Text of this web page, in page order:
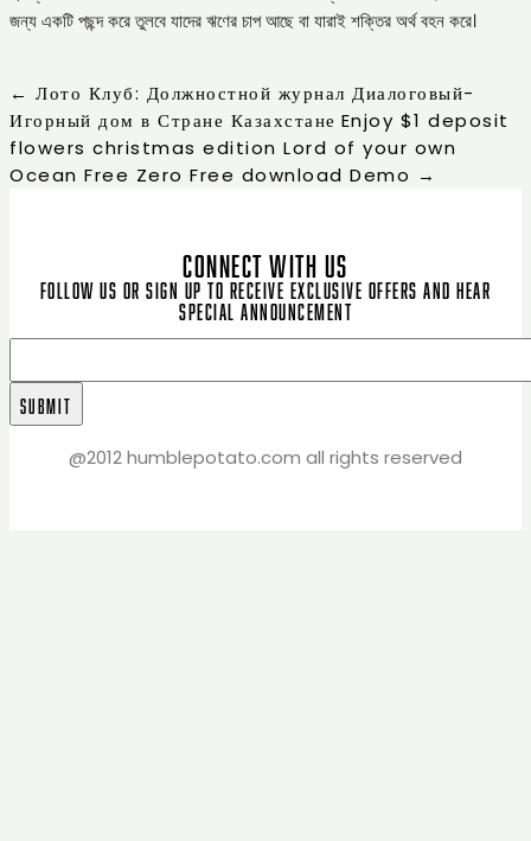
জন্য একটি পছন্দ করে তুলবে যাদের ঋণের চাপ আছে বা যারাই শক্তির অর্থ বহন করে।
← Лото Клуб: Должностной журнал Диалоговый-
Игорный дом в Стране Казахстане Enjoy $1 deposit
flowers christmas edition Lord of your own
Ocean Free Zero Free download Demo →
CONNECT WITH US
Follow us or sign up to receive exclusive offers and hear
special announcement
@2012 humblepotato.com all rights reserved